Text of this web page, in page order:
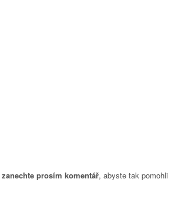
zanechte prosím komentář, abyste tak pomohli